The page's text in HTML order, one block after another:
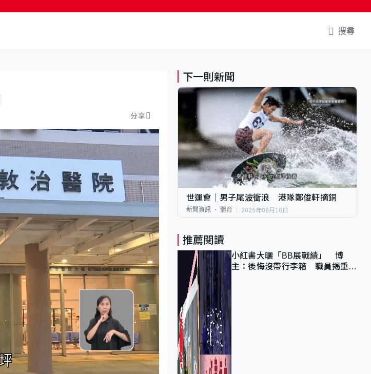
搜尋
分享
下一則新聞
世運會｜男子尾波衝浪 港隊鄭俊軒摘銅
新聞資訊 體育 2025年08月10日
推薦閱讀
小紅書大曬「BB展戰績」 博
主：後悔沒帶行李箱 職員揭重複